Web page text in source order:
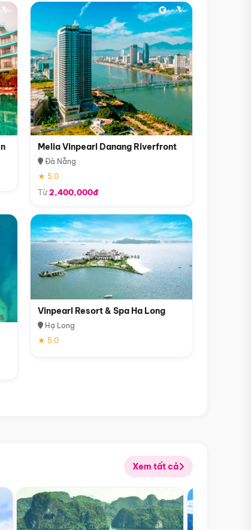
Melia Vinpearl Danang Riverfront
Đà Nẵng
★ 5.0
Từ2,400,000đ
Vinpearl Resort & Spa Ha Long
Hạ Long
★ 5.0
Xem tất cả